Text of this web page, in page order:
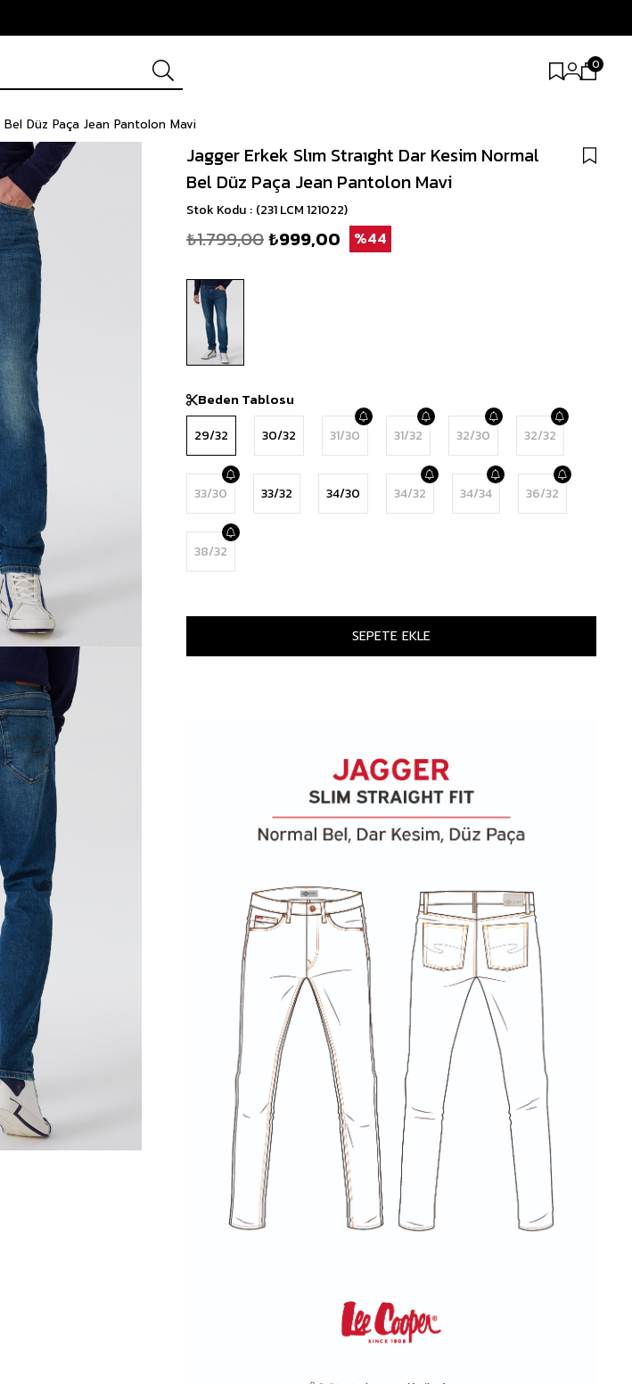
0
Düz Paça Jean Pantolon Mavi
Jagger Erkek Slım Straıght Dar Kesim Normal
Bel Düz Paça Jean Pantolon Mavi
Stok Kodu (231 LCM 121022)
₺1.799,00₺999,00 44
Beden Tablosu
29/32 30/32 31/30 31/32 32/30 32/32
33/30 33/32 34/30 34/32 34/34 36/32
38/32